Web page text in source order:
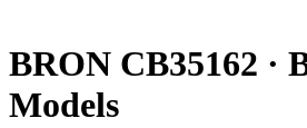
BRON CB35162 ·
Models